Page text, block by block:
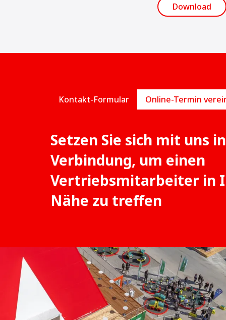
Download
Kontakt-Formular
Setzen Sie sich mit uns in
Verbindung, um einen
Vertriebsmitarbeiter in
Nähe zu treffen